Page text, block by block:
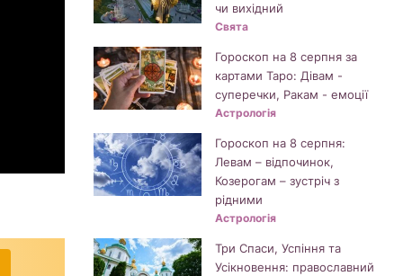
чи вихідний
Свята
Гороскоп на 8 серпня за
картами Таро: Дівам -
суперечки, Ракам - емоції
Астрологія
Гороскоп на 8 серпня:
Левам – відпочинок,
Козерогам – зустріч з
рідними
Астрологія
Три Спаси, Успіння та
Усікновення: православний